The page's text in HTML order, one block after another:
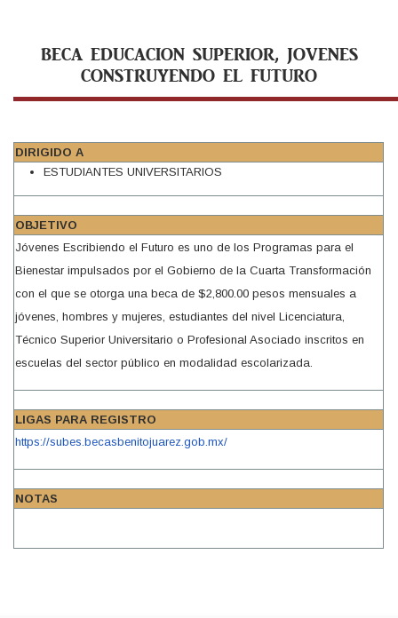
BECA EDUCACION SUPERIOR, JOVENES
CONSTRUYENDO EL FUTURO
DIRIGIDO A
ESTUDIANTES UNIVERSITARIOS
OBJETIVO
Jóvenes Escribiendo el Futuro es uno de los Programas para el
Bienestar impulsados por el Gobierno de la Cuarta Transformación
con el que se otorga una beca de $2,800.00 pesos mensuales a
jóvenes, hombres y mujeres, estudiantes del nivel Licenciatura,
Técnico Superior Universitario o Profesional Asociado inscritos en
escuelas del sector público en modalidad escolarizada.
LIGAS PARA REGISTRO
https://subes.becasbenitojuarez.gob.mx/
NOTAS